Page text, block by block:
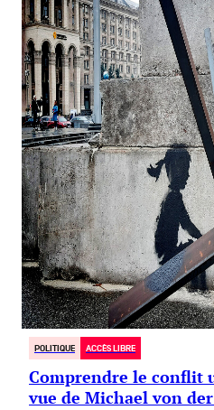
POLITIQUE ACCÈS LIBRE
Comprendre le conflit
vue de Michael von